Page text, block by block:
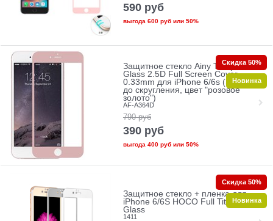
590 руб
выгода 600 рубили 50%
Защитное стекло Ainy Tempered
Glass 2.5D Full Screen Cover
0.33mm для iPhone 6/6s (Защита
до скругления, цвет "розовое
золото")
AF-A364D
790 руб
390 руб
выгода 400 рубили 50%
Скидка 50%
Новинка
Защитное стекло + пленка для
iPhone 6/6S HOCO Full Titanium
Glass
1411
Скидка 50%
Новинка